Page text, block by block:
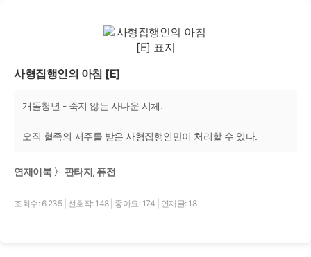
사형집행인의 아침 [E]
개돌청년 - 죽지 않는 사나운 시체.
오직 혈족의 저주를 받은 사형집행인만이 처리할 수 있다.
연재이북 〉 판타지, 퓨전
조회수: 6,235 선호작: 148 좋아요: 174 연재글: 18